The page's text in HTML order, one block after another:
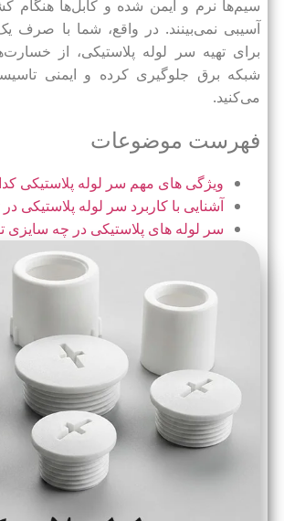
سیم‌ها نرم و ایمن شده و کابل‌ها هنگام
آسیبی نمی‌بینند. در واقع، شما با صرف
برای تهیه سر لوله پلاستیکی، از
شبکه برق جلوگیری کرده و ایمنی
می‌کنید.
فهرست موضوعات
ویژگی های مهم سر لوله پلاستیکی
آشنایی با کاربرد سر لوله پلاستیکی
سر لوله های پلاستیکی در چه سایزی